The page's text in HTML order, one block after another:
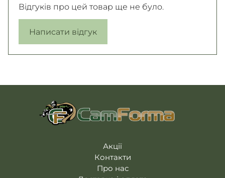
Відгуків про цей товар ще не було.
Написати відгук
Акції
Контакти
Про нас